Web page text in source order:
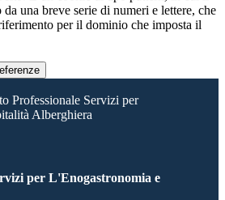
una breve serie di numeri e lettere, che
per il dominio che imposta il
Professionale Servizi per
Alberghiera
per L'Enogastronomia e